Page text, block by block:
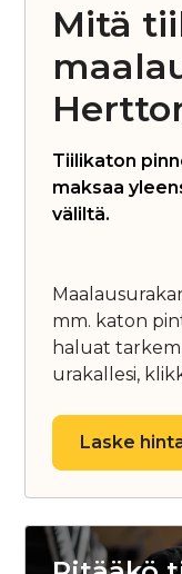
Mitä
Tiilikaton
maksaa
väliltä.
mm. katon
haluat
urakallesi,
Laske